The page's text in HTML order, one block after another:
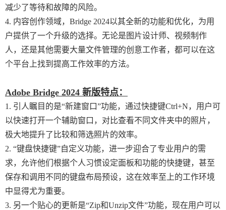
减少了等待和故障的风险。
4. 内容创作领域，Bridge 2024以其全新的功能和优化，为用
户提供了一个升级的选择。无论是图片设计师、视频制作
人，还是其他需要大量文件管理的创意工作者，都可以在这
个平台上找到提高工作效率的方法。
Adobe Bridge 2024 新版特点：
1. 引人瞩目的是“新建窗口”功能，通过快捷键Ctrl+N，用户可
以快速打开一个辅助窗口，对比查看不同文件夹中的照片，
极大地提升了比较和筛选照片的效率。
2. “键盘快捷键”自定义功能，进一步迎合了专业用户的需
求，允许他们根据个人习惯设定面板和功能的快捷键，甚至
保存和调用不同的键盘布局预设，这在效率至上的工作环境
中显得尤为重要。
3. 另一个贴心的更新是“Zip和Unzip文件”功能，现在用户可以